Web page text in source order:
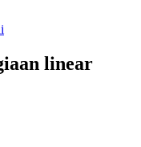
linear